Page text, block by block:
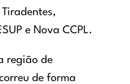
e Nova CCPL.
região de
de forma